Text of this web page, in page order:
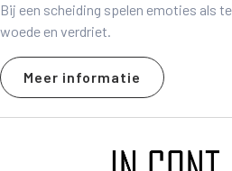
Bij een scheiding spelen emoties als
woede en verdriet.
Meer informatie